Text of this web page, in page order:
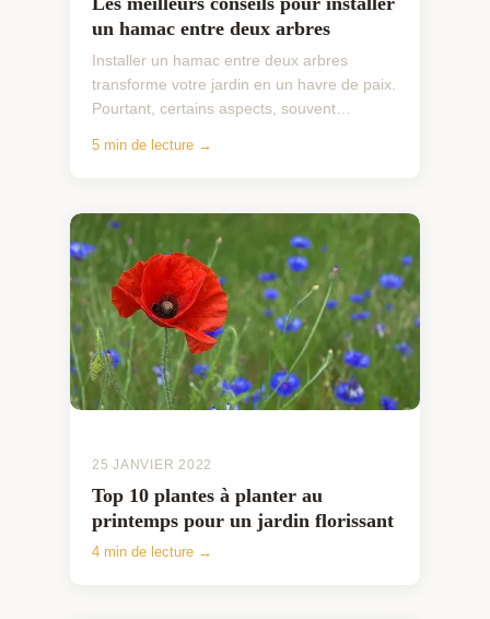
un hamac entre deux arbres
Installer un hamac entre deux arbres
transforme votre jardin en un havre de paix.
Pourtant, certains aspects, souvent
5 min de lecture →
25 JANVIER 2022
Top 10 plantes à planter au
printemps pour un jardin florissant
4 min de lecture →